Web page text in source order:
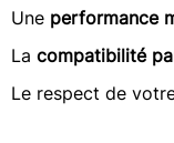
Une performance
La compatibilité
Le respect de